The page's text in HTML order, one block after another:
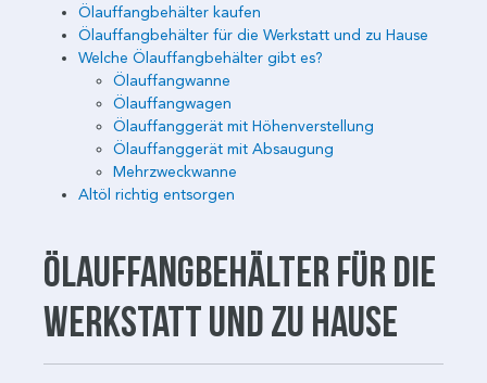
Ölauffangbehälter kaufen
Ölauffangbehälter für die Werkstatt und zu Hause
Welche Ölauffangbehälter gibt es?
Ölauffangwanne
Ölauffangwagen
Ölauffanggerät mit Höhenverstellung
Ölauffanggerät mit Absaugung
Mehrzweckwanne
Altöl richtig entsorgen
Ölauffangbehälter für die
Werkstatt und zu Hause